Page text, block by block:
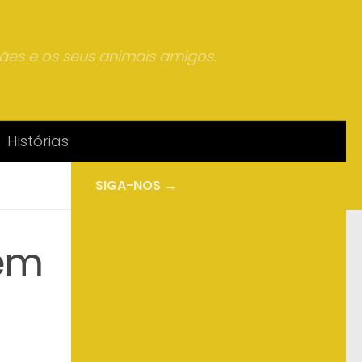
e os seus animais amigos.
Histórias
SIGA-NOS →